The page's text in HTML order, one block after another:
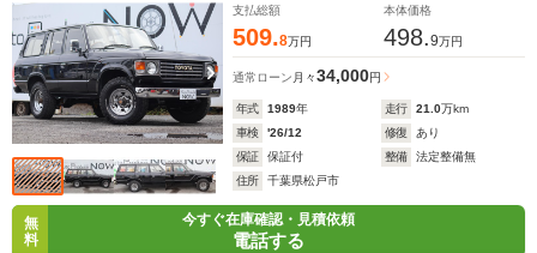
支払総額
509.8万円
本体価格
498.9万円
通常ローン 月々34,000円
年式 1989年 走行 21.0万km
車検
'26/12 修復
あり
保証
保証付 整備
法定整備無
住所
千葉県松戸市
無
料
今すぐ在庫確認・見積依頼
電話する